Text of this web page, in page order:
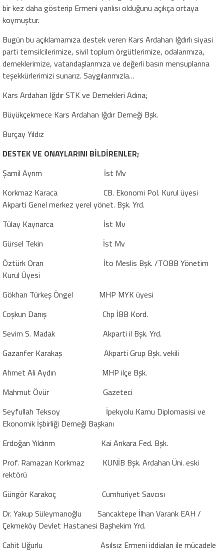
bir kez daha gösterip Ermeni yanlısı olduğunu açıkça ortaya
koymuştur.
Bugün bu açıklamamıza destek veren Kars Ardahan Iğdırlı siyasi
parti temsilcilerimize, sivil toplum örgütlerimize, odalarımıza,
derneklerimize, vatandaşlarımıza ve değerli basın mensuplarına
teşekkürlerimizi sunarız. Saygılarımızla…
Kars Ardahan Iğdır STK ve Dernekleri Adına;
Büyükçekmece Kars Ardahan Iğdır Derneği Bşk.
Burçay Yıldız
DESTEK VE ONAYLARINI BİLDİRENLER;
Şamil Ayrım
İst Mv
Korkmaz Karaca
CB. Ekonomi Pol. Kurul üyesi
Akparti Genel merkez yerel yönet. Bşk. Yrd.
Tülay Kaynarca
İst Mv
Gürsel Tekin
İst Mv
Öztürk Oran
İto Meslis Bşk. /TOBB Yönetim
Kurul Üyesi
Gökhan Türkeş Öngel
MHP MYK üyesi
Coşkun Danış
Chp İBB Kord.
Sevim S. Madak
Akparti il Bşk. Yrd.
Gazanfer Karakaş
Akparti Grup Bşk. vekili
Ahmet Ali Aydın
MHP ilçe Bşk.
Mahmut Övür
Gazeteci
Seyfullah Teksoy
İpekyolu Kamu Diplomasisi ve
Ekonomik İşbirliği Derneği Başkanı
Erdoğan Yıldırım
Kai Ankara Fed. Bşk.
Prof. Ramazan Korkmaz
KUNİB Bşk. Ardahan Üni. eski
rektörü
Güngör Karakoç
Cumhuriyet Savcısı
Dr. Yakup Süleymanoğlu
Sancaktepe İlhan Varank EAH /
Çekmeköy Devlet Hastanesi Başhekim Yrd.
Cahit Uğurlu
Asılsız Ermeni iddiaları ile mücadele